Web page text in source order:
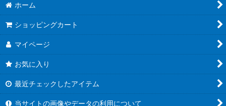
ホーム
ショッピングカート
マイページ
お気に入り
最近チェックしたアイテム
当サイトの画像やデータの利用について